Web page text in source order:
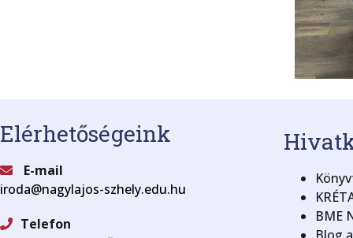
Elérhetőségeink
E-mail
iroda@nagylajos-szhely.edu.hu
Telefon
BME